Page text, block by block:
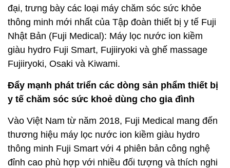
đại, trưng bày các loại máy chăm sóc sức khỏe
thông minh mới nhất của Tập đoàn thiết bị y tế Fuji
Nhật Bản (Fuji Medical): Máy lọc nước ion kiềm
giàu hydro Fuji Smart, Fujiiryoki và ghế massage
Fujiiryoki, Osaki và Kiwami.
Đẩy mạnh phát triển các dòng sản phẩm thiết bị
y tế chăm sóc sức khoẻ dùng cho gia đình
Vào Việt Nam từ năm 2018, Fuji Medical mang đến
thương hiệu máy lọc nước ion kiềm giàu hydro
thông minh Fuji Smart với 4 phiên bản công nghệ
đỉnh cao phù hợp với nhiều đối tượng và thích nghi